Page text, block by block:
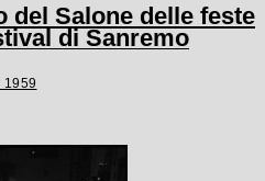
del Salone delle feste
di Sanremo
1959